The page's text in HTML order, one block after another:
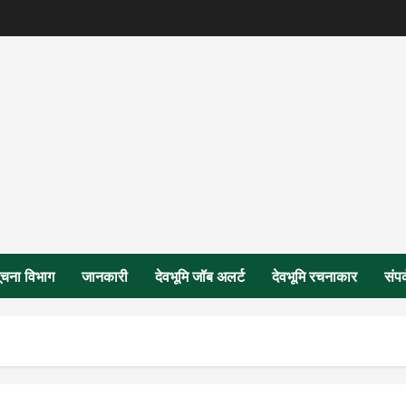
विभाग जानकारी देवभूमि जॉब अलर्ट देवभूमि रचनाकार